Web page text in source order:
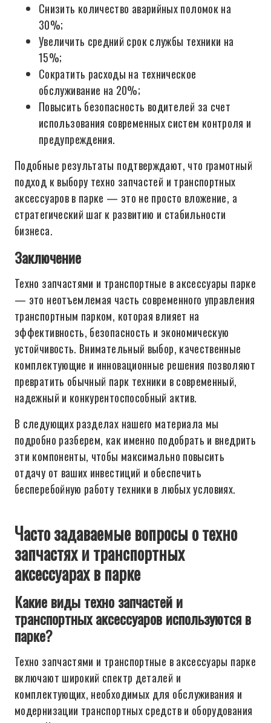
Снизить количество аварийных поломок на
30%;
Увеличить средний срок службы техники на
15%;
Сократить расходы на техническое
обслуживание на 20%;
Повысить безопасность водителей за счет
использования современных систем контроля и
предупреждения.
Подобные результаты подтверждают, что грамотный
подход к выбору техно запчастей и транспортных
аксессуаров в парке — это не просто вложение, а
стратегический шаг к развитию и стабильности
бизнеса.
Заключение
Техно запчастями и транспортные в аксессуары парке
— это неотъемлемая часть современного управления
транспортным парком, которая влияет на
эффективность, безопасность и экономическую
устойчивость. Внимательный выбор, качественные
комплектующие и инновационные решения позволяют
превратить обычный парк техники в современный,
надежный и конкурентоспособный актив.
В следующих разделах нашего материала мы
подробно разберем, как именно подобрать и внедрить
эти компоненты, чтобы максимально повысить
отдачу от ваших инвестиций и обеспечить
бесперебойную работу техники в любых условиях.
Часто задаваемые вопросы о техно
запчастях и транспортных
аксессуарах в парке
Какие виды техно запчастей и
транспортных аксессуаров используются в
парке?
Техно запчастями и транспортные в аксессуары парке
включают широкий спектр деталей и
комплектующих, необходимых для обслуживания и
модернизации транспортных средств и оборудования